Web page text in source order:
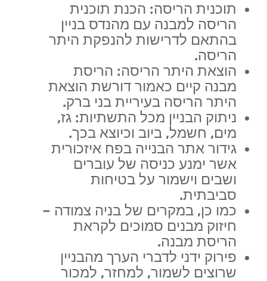
תוכנית הריסה: הכנת תוכנית
הריסה למבנה עם מהנדס בניין
בהתאם לדרישות להנפקת היתר
הריסה.
הוצאת היתר הריסה: הריסת
מבנה קיים כאמור דורשת הוצאת
היתר הריסה בעיריית בני ברק.
ניתוק הבניין מכל התשתיות: גז,
מים, חשמל, ביוב וכיוצא בכך.
גידור אתר הבנייה בפח איזכורית
אשר ימנע כניסה של עוברים
ושבים וישמור על בטיחות
סביבתית.
כמו כן, במקרים של בניה צמודה –
חיזוק מבנים סמוכים לקראת
הריסת מבנה.
פירוק ידני לדברי הערך מהבניין
שרוצים לשמור, למחזר, למכור